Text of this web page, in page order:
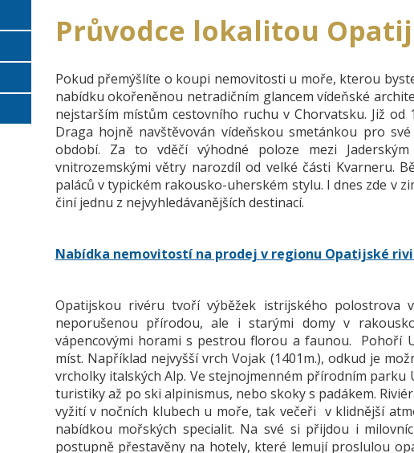
Průvodce lokalitou
Pokud přemýšlíte o koupi nemovitosti u moře, kterou
nabídku okořeněnou netradičním glancem vídeňské
nejstarším místům cestovního ruchu v Chorvatsku. Již
Draga hojně navštěvován vídeňskou smetánkou pro
období. Za to vděčí výhodné poloze mezi
vnitrozemskými větry narozdíl od velké části Kvarneru.
paláců v typickém rakousko-uherském stylu. I dnes zde v
činí jednu z nejvyhledávanějších destinací.
Nabídka nemovitostí na prodej v regionu Opatijské
Opatijskou rivéru tvoří výběžek istrijského polostrova
neporušenou přírodou, ale i starými domy v
vápencovými horami s pestrou florou a faunou. Pohoří
míst. Například nejvyšší vrch Vojak (1401m.), odkud je
vrcholky italských Alp. Ve stejnojmenném přírodním
turistiky až po ski alpinismus, nebo skoky s padákem.
vyžití v nočních klubech u moře, tak večeři v klidnější
nabídkou mořských specialit. Na své si přijdou i
postupně přestavěny na hotely, které lemují proslulou